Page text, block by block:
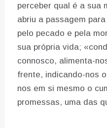
perceber qual é a sua
abriu a passagem
pelo pecado e pela
sua própria vida;
connosco, alimenta-
frente, indicando-nos
nos em si mesmo o
promessas, uma das